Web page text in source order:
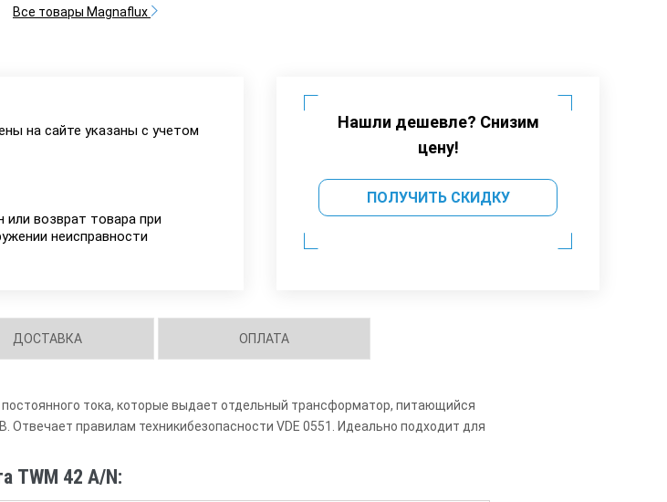
Все товары Magnaflux
на сайте указаны с учетом
или возврат товара при
неисправности
Нашли дешевле? Снизим
цену!
ПОЛУЧИТЬ СКИДКУ
ДОСТАВКА ОПЛАТА
постоянного тока, которые выдает отдельный трансформатор, питающийся
правилам техникибезопасности VDE 0551. Идеально подходит для
TWM 42 A/N: